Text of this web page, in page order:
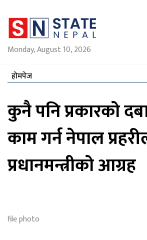
Monday, August 10, 2026
होमपेज
कुनै पनि प्रकारको
काम गर्न नेपाल
प्रधानमन्त्रीको आग्रह
file photo